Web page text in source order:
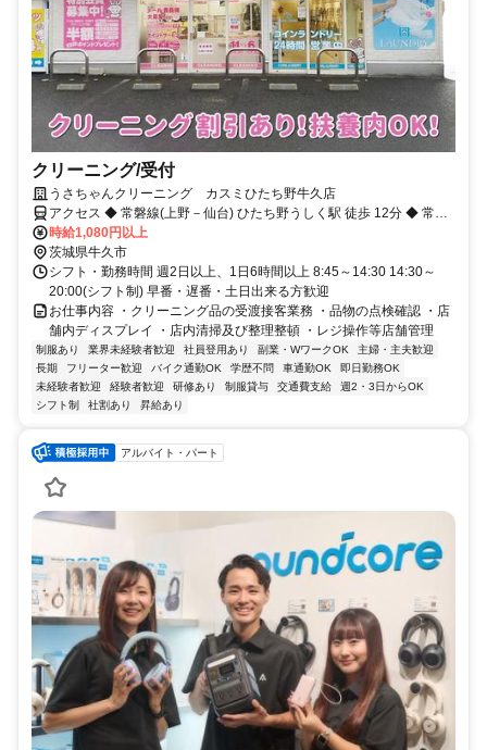
クリーニング/受付
うさちゃんクリーニング カスミひたち野牛久店
アクセス ◆ 常磐線(上野－仙台) ひたち野うしく駅 徒歩 12分 ◆ 常磐
線(上野－仙台) 荒川沖駅 車 9分 ◆ 常磐線(上野－仙台) 牛久駅 車 12分
◆ 関東鉄道竜ケ崎線 龍ケ崎市駅 車 21分
時給1,080円以上
茨城県牛久市
シフト・勤務時間 週2日以上、1日6時間以上 8:45～14:30 14:30～
20:00(シフト制) 早番・遅番・土日出来る方歓迎
お仕事内容 ・クリーニング品の受渡接客業務 ・品物の点検確認 ・店
舗内ディスプレイ ・店内清掃及び整理整頓 ・レジ操作等店舗管理
制服あり 業界未経験者歓迎 社員登用あり 副業・WワークOK
主婦・主夫歓迎
長期
フリーター歓迎 バイク通勤OK 学歴不問 車通勤OK
即日勤務OK
未経験者歓迎
経験者歓迎 研修あり 制服貸与 交通費支給
週2・3日からOK
シフト制
社割あり 昇給あり
アルバイト・パート